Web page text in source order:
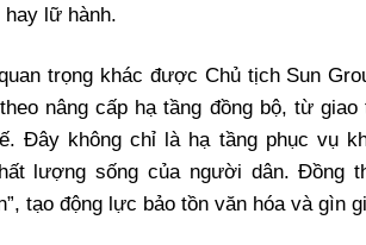
lữ hành.
trọng khác được Chủ tịch Sun
nâng cấp hạ tầng đồng bộ, từ
Đây không chỉ là hạ tầng phục vụ
lượng sống của người dân. Đồng
tạo động lực bảo tồn văn hóa và gìn